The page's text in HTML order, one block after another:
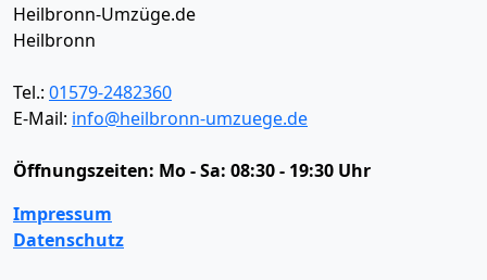
Heilbronn-Umzüge.de
Heilbronn
Tel.: 01579-2482360
E-Mail: info@heilbronn-umzuege.de
Öffnungszeiten: Mo - Sa: 08:30 - 19:30 Uhr
Impressum
Datenschutz